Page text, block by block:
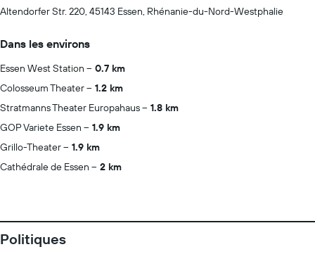
Altendorfer Str. 220, 45143 Essen, Rhénanie-du-Nord-Westphalie
Dans les environs
Essen West Station
0.7 km
Colosseum Theater
1.2 km
Stratmanns Theater Europahaus
1.8 km
GOP Variete Essen
1.9 km
Grillo-Theater
1.9 km
Cathédrale de Essen
2 km
Politiques